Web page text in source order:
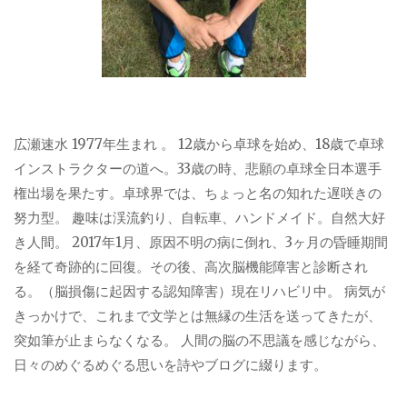
広瀬速水 1977年生まれ 。 12歳から卓球を始め、18歳で卓球
インストラクターの道へ。33歳の時、悲願の卓球全日本選手
権出場を果たす。卓球界では、ちょっと名の知れた遅咲きの
努力型。 趣味は渓流釣り、自転車、ハンドメイド。自然大好
き人間。 2017年1月、原因不明の病に倒れ、3ヶ月の昏睡期間
を経て奇跡的に回復。その後、高次脳機能障害と診断され
る。（脳損傷に起因する認知障害）現在リハビリ中。 病気が
きっかけで、これまで文学とは無縁の生活を送ってきたが、
突如筆が止まらなくなる。 人間の脳の不思議を感じながら、
日々のめぐるめぐる思いを詩やブログに綴ります。